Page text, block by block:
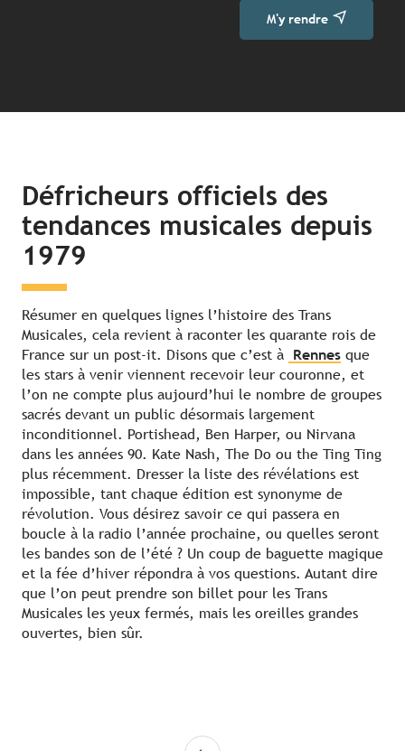
M'y rendre
Défricheurs officiels des
tendances musicales depuis
1979
Résumer en quelques lignes l’histoire des Trans
Musicales, cela revient à raconter les quarante rois de
France sur un post-it. Disons que c’est à Rennes que
les stars à venir viennent recevoir leur couronne, et
l’on ne compte plus aujourd’hui le nombre de groupes
sacrés devant un public désormais largement
inconditionnel. Portishead, Ben Harper, ou Nirvana
dans les années 90. Kate Nash, The Do ou the Ting Ting
plus récemment. Dresser la liste des révélations est
impossible, tant chaque édition est synonyme de
révolution. Vous désirez savoir ce qui passera en
boucle à la radio l’année prochaine, ou quelles seront
les bandes son de l’été ? Un coup de baguette magique
et la fée d’hiver répondra à vos questions. Autant dire
que l’on peut prendre son billet pour les Trans
Musicales les yeux fermés, mais les oreilles grandes
ouvertes, bien sûr.